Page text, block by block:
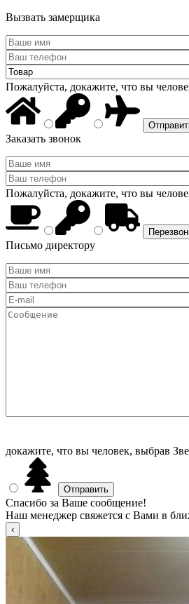
Вызвать замерщика
Пожалуйста, докажите, что вы
Заказать звонок
Пожалуйста, докажите, что вы
Письмо директору
докажите, что вы человек, выбрав
Спасибо за Ваше сообщение!
Наш менеджер свяжется с Вами в